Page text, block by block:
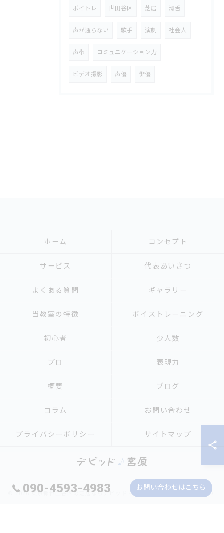
ボイトレ 世田谷区 芝居 滑舌
声が通らない 歌手 演劇 社会人
声帯 コミュニケーション力
ビデオ撮影 声優 俳優
090-4593-4983 お問い合わせはこちら
ホーム コンセプト
サービス 代表あいさつ
よくある質問 ギャラリー
当教室の特徴 ボイストレーニング
初心者 少人数
プロ 表現力
概要 ブログ
コラム お問い合わせ
プライバシーポリシー サイトマップ
© 2026 東京都世田谷区の芝居ならデビッド・宮原 ALL RIGHTS RESERVED.